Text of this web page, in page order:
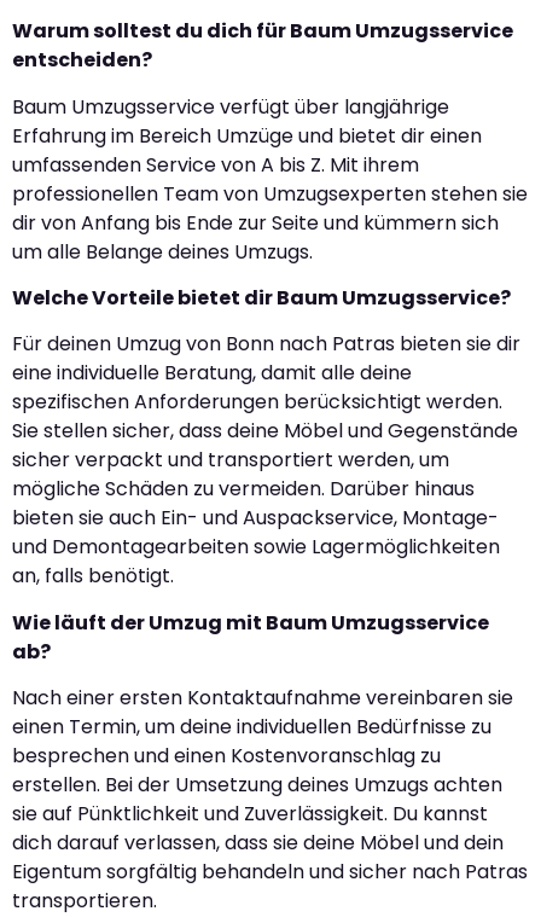
Warum solltest du dich für Baum Umzugsservice
entscheiden?
Baum Umzugsservice verfügt über langjährige
Erfahrung im Bereich Umzüge und bietet dir einen
umfassenden Service von A bis Z. Mit ihrem
professionellen Team von Umzugsexperten stehen sie
dir von Anfang bis Ende zur Seite und kümmern sich
um alle Belange deines Umzugs.
Welche Vorteile bietet dir Baum Umzugsservice?
Für deinen Umzug von Bonn nach Patras bieten sie dir
eine individuelle Beratung, damit alle deine
spezifischen Anforderungen berücksichtigt werden.
Sie stellen sicher, dass deine Möbel und Gegenstände
sicher verpackt und transportiert werden, um
mögliche Schäden zu vermeiden. Darüber hinaus
bieten sie auch Ein- und Auspackservice, Montage-
und Demontagearbeiten sowie Lagermöglichkeiten
an, falls benötigt.
Wie läuft der Umzug mit Baum Umzugsservice
ab?
Nach einer ersten Kontaktaufnahme vereinbaren sie
einen Termin, um deine individuellen Bedürfnisse zu
besprechen und einen Kostenvoranschlag zu
erstellen. Bei der Umsetzung deines Umzugs achten
sie auf Pünktlichkeit und Zuverlässigkeit. Du kannst
dich darauf verlassen, dass sie deine Möbel und dein
Eigentum sorgfältig behandeln und sicher nach Patras
transportieren.